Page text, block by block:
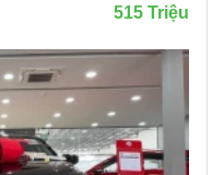
515 Triệu